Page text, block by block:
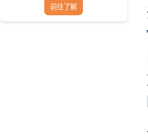
前往了解